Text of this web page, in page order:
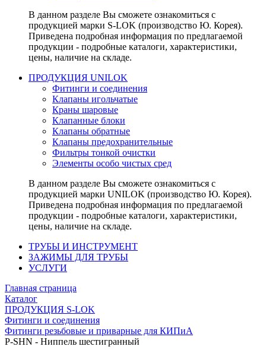
В данном разделе Вы сможете ознакомиться с
продукцией марки S-LOK (производство Ю. Корея).
Приведена подробная информация по предлагаемой
продукции - подробные каталоги, характеристики,
цены, наличие на складе.
ПРОДУКЦИЯ UNILOK
Фитинги и соединения
Клапаны игольчатые
Краны шаровые
Клапанные блоки
Клапаны обратные
Клапаны предохранительные
Фильтры тонкой очистки
Элементы особо чистых сред
В данном разделе Вы сможете ознакомиться с
продукцией марки UNILOK (производство Ю. Корея).
Приведена подробная информация по предлагаемой
продукции - подробные каталоги, характеристики,
цены, наличие на складе.
ТРУБЫ И ИНСТРУМЕНТ
ЗАЖИМЫ ДЛЯ ТРУБЫ
УСЛУГИ
Главная страница
Каталог
ПРОДУКЦИЯ S-LOK
Фитинги и соединения
Фитинги резьбовые и приварные для КИПиА
P-SHN - Ниппель шестигранный